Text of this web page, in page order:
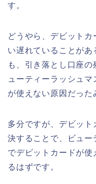
す。
どうやら、デビット
い遅れていることが
も、引き落とし口座
ューティーラッシュ
が使えない原因だった
多分ですが、デビッ
決することで、ビュ
でデビットカードが使
るはずです。